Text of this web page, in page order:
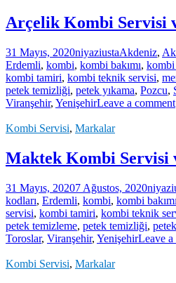
Arçelik Kombi Servisi
31 Mayıs, 2020niyaziustaAkdeniz,
Erdemli, kombi, kombi bakımı,
kombi tamiri, kombi teknik servisi,
petek temizliği, petek yıkama, Pozcu,
Viranşehir, YenişehirLeave a comment
Kombi Servisi, Markalar
Maktek Kombi Servisi
31 Mayıs, 20207 Ağustos, 2020
kodları, Erdemli, kombi, kombi bakımı
servisi, kombi tamiri, kombi teknik
petek temizleme, petek temizliği,
Toroslar, Viranşehir, YenişehirLeave a
Kombi Servisi, Markalar